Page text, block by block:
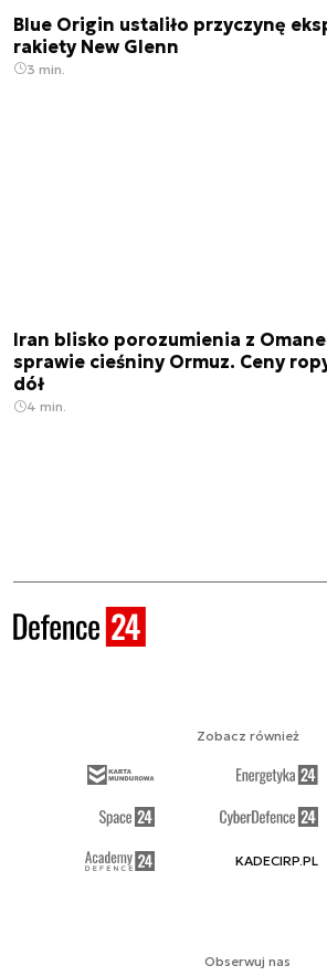
Blue Origin ustaliło przyczynę
rakiety New Glenn
3 min.
Iran blisko porozumienia z
sprawie cieśniny Ormuz. Ceny
dół
4 min.
Obserwuj nas
Zobacz również
KADECIRP.PL